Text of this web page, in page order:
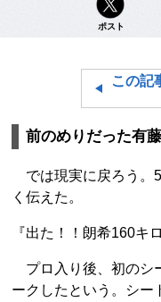
ポスト
この記
前のめりだった有藤
では現実に戻ろう。
く伝えた。
『出た！！朗希160キ
プロ入り後、初のシ
ークしたという。シー